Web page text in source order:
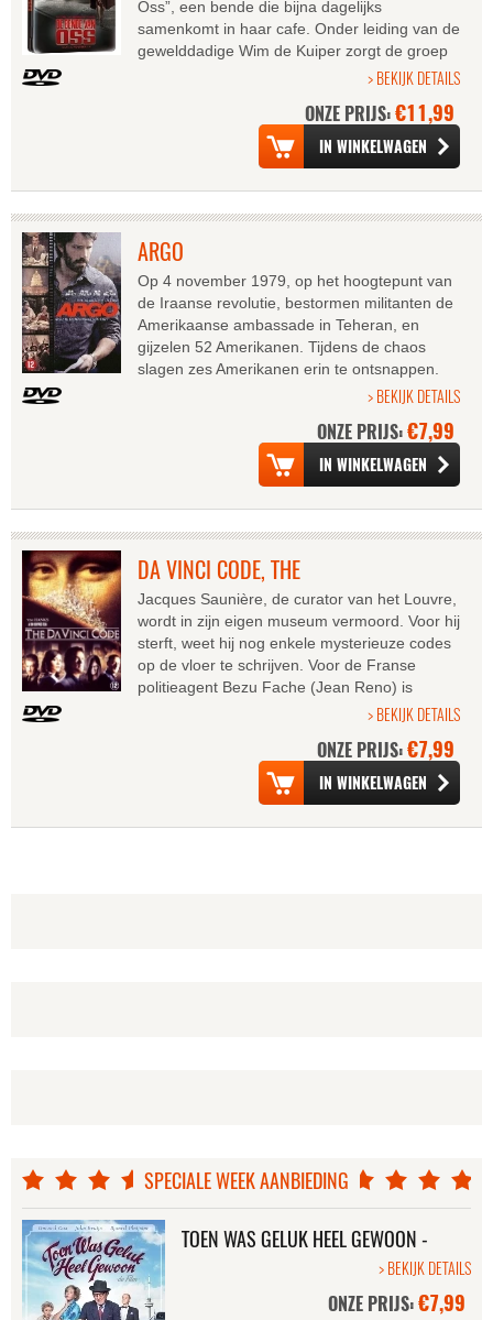
Oss”, een bende die bijna dagelijks
samenkomt in haar cafe. Onder leiding van de
gewelddadige Wim de Kuiper zorgt de groep
voor een golf van misdaad en moord in...
> BEKIJK DETAILS
ONZE PRIJS:€11,99
ARGO
Op 4 november 1979, op het hoogtepunt van
de Iraanse revolutie, bestormen militanten de
Amerikaanse ambassade in Teheran, en
gijzelen 52 Amerikanen. Tijdens de chaos
slagen zes Amerikanen erin te ontsnappen.
Ze duiken onder in het huis van de...> BEKIJK DETAILS
ONZE PRIJS:€7,99
DA VINCI CODE, THE
Jacques Saunière, de curator van het Louvre,
wordt in zijn eigen museum vermoord. Voor hij
sterft, weet hij nog enkele mysterieuze codes
op de vloer te schrijven. Voor de Franse
politieagent Bezu Fache (Jean Reno) is
Robert Langdon (Tom Hanks) de...> BEKIJK DETAILS
ONZE PRIJS:€7,99
SPECIALE WEEK AANBIEDING
TOEN WAS GELUK HEEL GEWOON -
> BEKIJK DETAILS
ONZE PRIJS:€7,99